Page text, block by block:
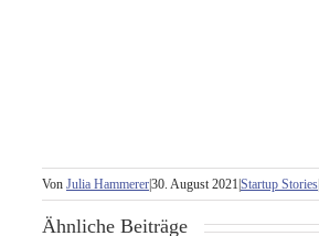
Von Julia Hammerer30. August 2021 Startup Stories
Ähnliche Beiträge